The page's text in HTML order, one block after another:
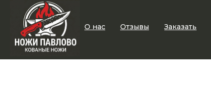
Заказать
Отзывы
О нас